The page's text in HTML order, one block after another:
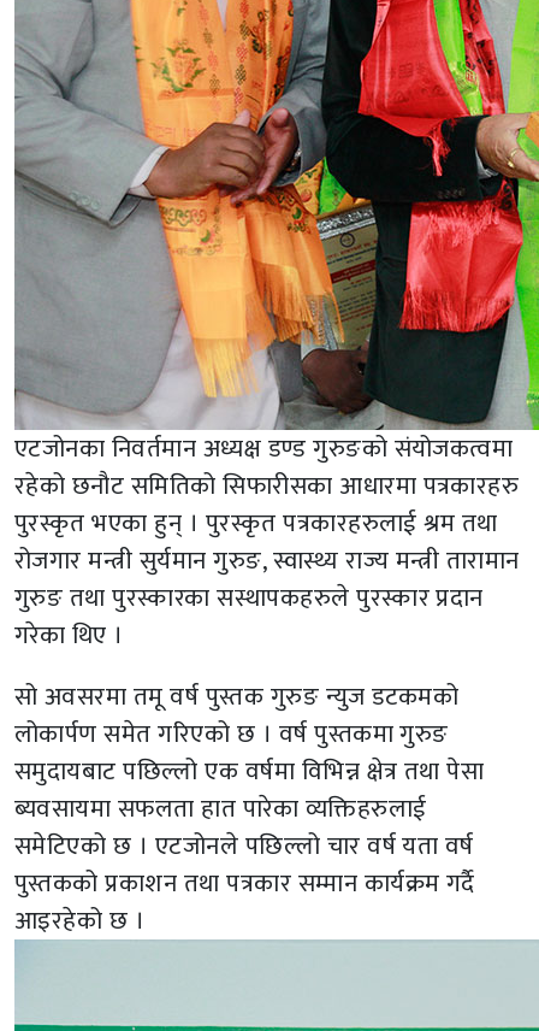
एटजोनका निवर्तमान अध्यक्ष डण्ड गुरुङको संयोजकत्वमा
रहेको छनौट समितिको सिफारीसका आधारमा पत्रकारहरु
पुरस्कृत भएका हुन् । पुरस्कृत पत्रकारहरुलाई श्रम तथा
रोजगार मन्त्री सुर्यमान गुरुङ, स्वास्थ्य राज्य मन्त्री तारामान
गुरुङ तथा पुरस्कारका सस्थापकहरुले पुरस्कार प्रदान
गरेका थिए ।
सो अवसरमा तमू वर्ष पुस्तक गुरुङ न्युज डटकमको
लोकार्पण समेत गरिएको छ । वर्ष पुस्तकमा गुरुङ
समुदायबाट पछिल्लो एक वर्षमा विभिन्न क्षेत्र तथा पेसा
ब्यवसायमा सफलता हात पारेका व्यक्तिहरुलाई
समेटिएको छ । एटजोनले पछिल्लो चार वर्ष यता वर्ष
पुस्तकको प्रकाशन तथा पत्रकार सम्मान कार्यक्रम गर्दै
आइरहेको छ ।